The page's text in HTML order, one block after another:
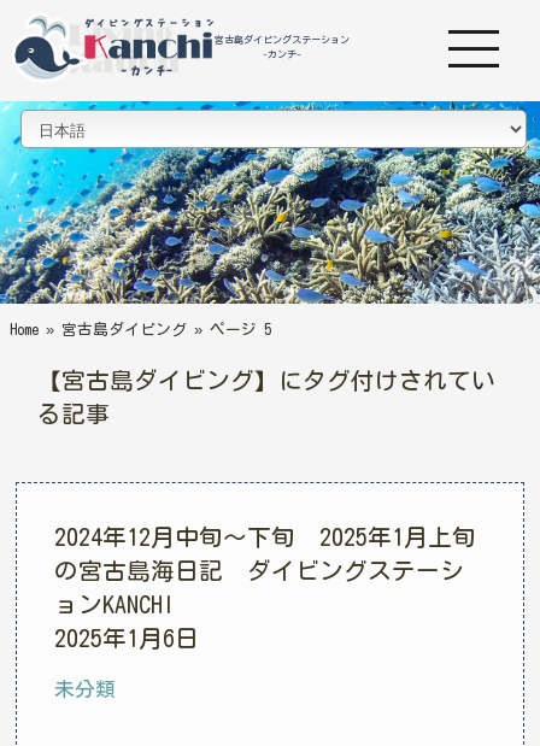
宮古島ダイビングステーション
-カンチ-
Home » 宮古島ダイビング » ページ 5
【宮古島ダイビング】にタグ付けされてい
る記事
2024年12月中旬〜下旬 2025年1月上旬
の宮古島海日記 ダイビングステーシ
ョンKANCHI
2025年1月6日
未分類